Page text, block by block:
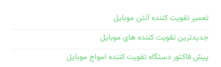
تعمیر تقویت کننده آنتن موبایل
جدیدترین تقویت کننده های موبایل
پیش فاکتور دستگاه تقویت کننده امواج موبایل